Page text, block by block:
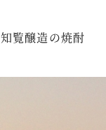
知覧醸造の焼酎